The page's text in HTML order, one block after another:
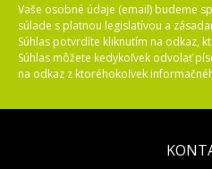
Vaše osobné údaje (email) budeme
súlade s platnou legislatívou a
Súhlas potvrdíte kliknutím na odkaz,
Súhlas môžete kedykoľvek odvolať
na odkaz z ktoréhokoľvek